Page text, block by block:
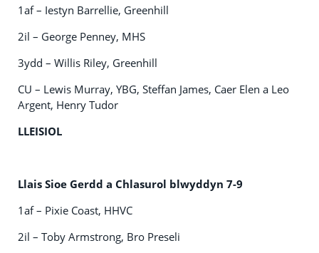
1af – Iestyn Barrellie, Greenhill
2il – George Penney, MHS
3ydd – Willis Riley, Greenhill
CU – Lewis Murray, YBG, Steffan James, Caer Elen a Leo
Argent, Henry Tudor
LLEISIOL
Llais Sioe Gerdd a Chlasurol blwyddyn 7-9
1af – Pixie Coast, HHVC
2il – Toby Armstrong, Bro Preseli